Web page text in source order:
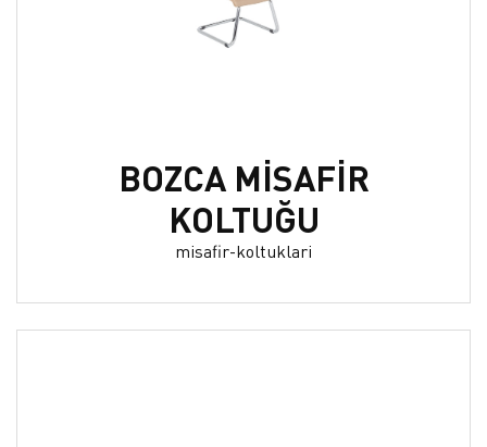
BOZCA MİSAFİR
KOLTUĞU
misafir-koltuklari